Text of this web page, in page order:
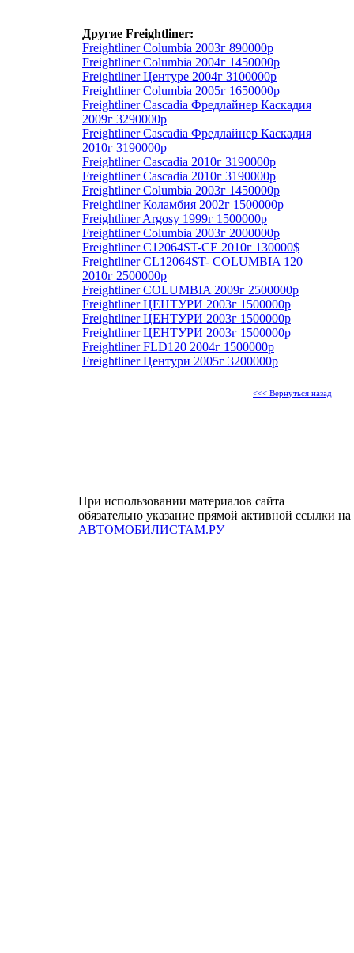
Другие Freightliner:
Freightliner Columbia 2003г 890000р
Freightliner Columbia 2004г 1450000р
Freightliner Центуре 2004г 3100000р
Freightliner Columbia 2005г 1650000р
Freightliner Cascadia Фредлайнер Каскадия
2009г 3290000р
Freightliner Cascadia Фредлайнер Каскадия
2010г 3190000р
Freightliner Cascadia 2010г 3190000р
Freightliner Cascadia 2010г 3190000р
Freightliner Columbia 2003г 1450000р
Freightliner Коламбия 2002г 1500000р
Freightliner Argosy 1999г 1500000р
Freightliner Columbia 2003г 2000000р
Freightliner C12064ST-CE 2010г 130000$
Freightliner CL12064ST- COLUMBIA 120
2010г 2500000р
Freightliner COLUMBIA 2009г 2500000р
Freightliner ЦЕНТУРИ 2003г 1500000р
Freightliner ЦЕНТУРИ 2003г 1500000р
Freightliner ЦЕНТУРИ 2003г 1500000р
Freightliner FLD120 2004г 1500000р
Freightliner Центури 2005г 3200000р
<<< Вернуться назад
При использовании материалов сайта
обязательно указание прямой активной ссылки на
АВТОМОБИЛИСТАМ.РУ